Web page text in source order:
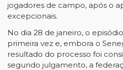
jogadores de campo, após o
excepcionais.
No dia 28 de janeiro, o
primeira vez e, embora o
resultado do processo foi
segundo julgamento, a